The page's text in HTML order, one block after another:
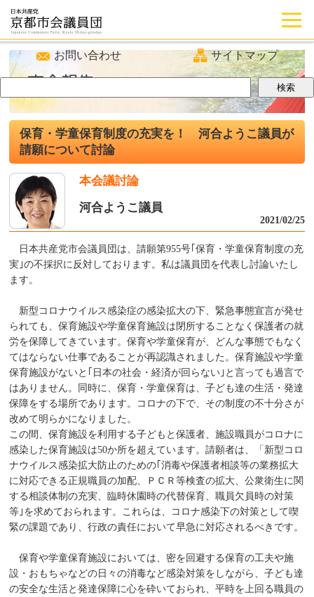
お問い合わせ サイトマップ
保育・学童保育制度の充実を！ 河合ようこ議員が
請願について討論
本会議討論
河合ようこ議員
2021/02/25
日本共産党市会議員団は、請願第955号｢保育・学童保育制度の充
実｣の不採択に反対しております。私は議員団を代表し討論いたし
ます。
新型コロナウイルス感染症の感染拡大の下、緊急事態宣言が発せ
られても、保育施設や学童保育施設は閉所することなく保護者の就
労を保障してきています。保育や学童保育が、どんな事態でもなく
てはならない仕事であることが再認識されました。保育施設や学童
保育施設がないと｢日本の社会・経済が回らない｣と言っても過言で
はありません。同時に、保育・学童保育は、子ども達の生活・発達
保障をする場所であります。コロナの下で、その制度の不十分さが
改めて明らかになりました。
この間、保育施設を利用する子どもと保護者、施設職員がコロナに
感染した保育施設は50か所を超えています。請願者は、「新型コロ
ナウイルス感染拡大防止のための｢消毒や保護者相談等の業務拡大
に対応できる正規職員の加配、ＰＣＲ等検査の拡大、公衆衛生に関
する相談体制の充実、臨時休園時の代替保育、職員欠員時の対策
等｣を求めておられます。これらは、コロナ感染下の対策として喫
緊の課題であり、行政の責任において早急に対応されるべきです。
保育や学童保育施設においては、密を回避する保育の工夫や施
設・おもちゃなどの日々の消毒など感染対策をしながら、子ども達
の安全な生活と発達保障に心を砕いておられ、平時を上回る職員の